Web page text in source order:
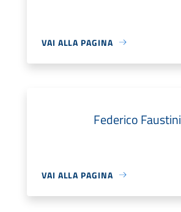
VAI ALLA PAGINA
Federico Faustini
VAI ALLA PAGINA